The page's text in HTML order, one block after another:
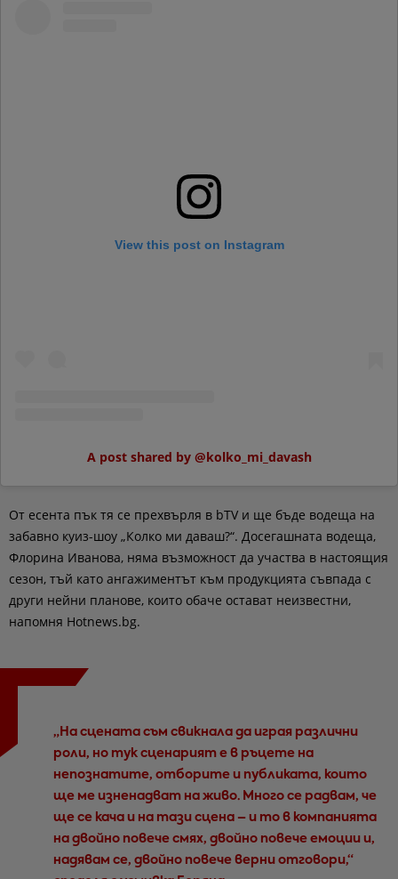
View this post on Instagram
A post shared by @kolko_mi_davash
От есента пък тя се прехвърля в bTV и ще бъде водеща на
забавно куиз-шоу „Колко ми даваш?“. Досегашната водеща,
Флорина Иванова, няма възможност да участва в настоящия
сезон, тъй като ангажиментът към продукцията съвпада с
други нейни планове, които обаче остават неизвестни,
напомня Hotnews.bg.
„На сцената съм свикнала да играя различни
роли, но тук сценарият е в ръцете на
непознатите, отборите и публиката, които
ще ме изненадват на живо. Много се радвам, че
ще се кача и на тази сцена – и то в компанията
на двойно повече смях, двойно повече емоции и,
надявам се, двойно повече верни отговори,“